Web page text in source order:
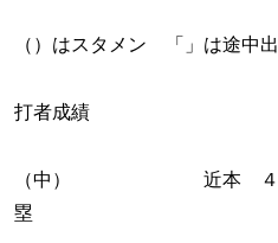
（）はスタメン 「」は途中
打者成績
（中） 近本 ４－
塁